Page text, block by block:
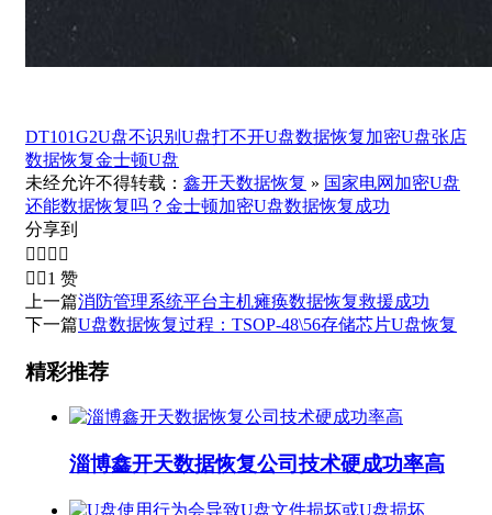
DT101G2U盘不识别 U盘打不开U盘数据恢复加密U盘张店
数据恢复金士顿U盘
未经允许不得转载： 鑫开天数据恢复 » 国家电网加密U盘
还能数据恢复吗？金士顿加密U盘数据恢复成功
分享到
   
 1 赞
上一篇消防管理系统平台主机瘫痪数据恢复救援成功
下一篇U盘数据恢复过程：TSOP-48\56存储芯片U盘恢复
精彩推荐
淄博鑫开天数据恢复公司技术硬成功率高